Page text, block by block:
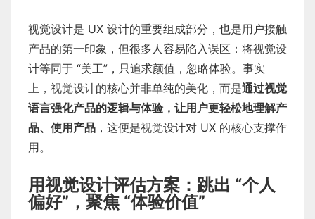
视觉设计是 UX 设计的重要组成部分，也是用户接触
产品的第一印象，但很多人容易陷入误区：将视觉设
计等同于 “美工”，只追求颜值，忽略体验。事实
上，视觉设计的核心并非单纯的美化，而是通过视觉
语言强化产品的逻辑与体验，让用户更轻松地理解产
品、使用产品 ，这便是视觉设计对 UX 的核心支撑作
用。
用视觉设计评估方案：跳出 “个人
偏好”，聚焦 “体验价值”